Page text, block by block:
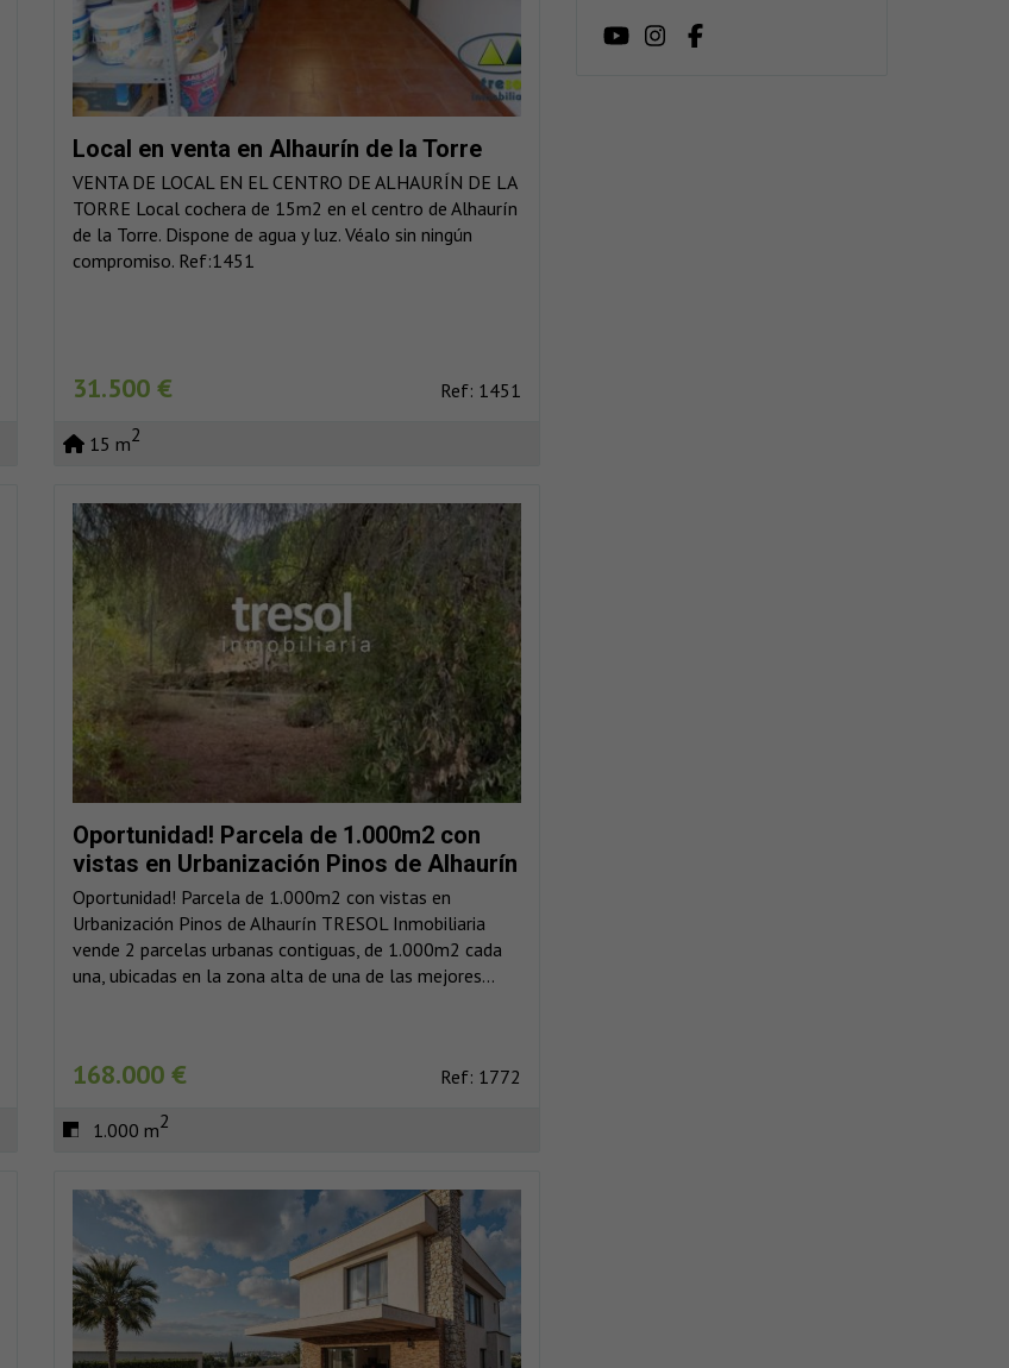
Local en venta en Alhaurín de la Torre
VENTA DE LOCAL EN EL CENTRO DE ALHAURÍN DE LA
TORRE Local cochera de 15m2 en el centro de Alhaurín
de la Torre. Dispone de agua y luz. Véalo sin ningún
compromiso. Ref:1451
31.500 € Ref: 1451
15 m2
Oportunidad! Parcela de 1.000m2 con
vistas en Urbanización Pinos de Alhaurín
Oportunidad! Parcela de 1.000m2 con vistas en
Urbanización Pinos de Alhaurín TRESOL Inmobiliaria
vende 2 parcelas urbanas contiguas, de 1.000m2 cada
una, ubicadas en la zona alta de una de las mejores...
168.000 € Ref: 1772
1.000 m2